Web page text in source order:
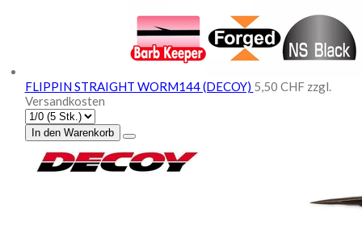
FLIPPIN STRAIGHT WORM144 (DECOY) 5,50 CHF zzgl.
Versandkosten
In den Warenkorb